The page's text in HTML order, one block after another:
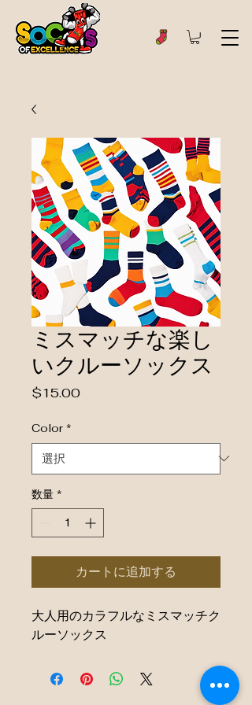
ミスマッチな楽し
いクルーソックス
$15.00価格
Color *
数量 *
カートに追加する
大人用のカラフルなミスマッチク
ルーソックス